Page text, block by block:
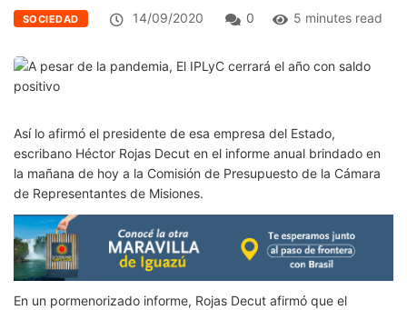
SOCIEDAD 14/09/2020 0 5 minutes read
Así lo afirmó el presidente de esa empresa del Estado,
escribano Héctor Rojas Decut en el informe anual brindado en
la mañana de hoy a la Comisión de Presupuesto de la Cámara
de Representantes de Misiones.
En un pormenorizado informe, Rojas Decut afirmó que el